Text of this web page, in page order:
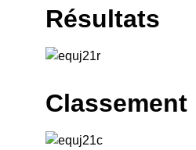
Résultats
Classement